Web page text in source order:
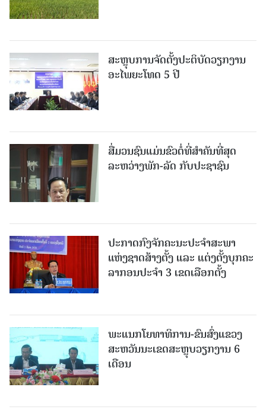
ສະຫຼຸບການຈັດຕັ້ງປະຕິບັດວຽກງານ
ອະໄພຍະໂທດ 5 ປີ
ສື່ມວນຊົນແມ່ນຂົວຕໍ່ທີ່ສໍາຄັນທີ່ສຸດ
ລະຫວ່າງພັກ-ລັດ ກັບປະຊາຊົນ
ປະກາດກົງຈັກຄະນະປະຈໍາສະພາ
ແຫ່ງຊາດສ້າງຕັ້ງ ແລະ ແຕ່ງຕັ້ງບຸກຄະ
ລາກອນປະຈໍາ 3 ເຂດເລືອກຕັ້ງ
ພະແນກໂຍທາທິການ-ຂົນສົ່ງແຂວງ
ສະຫວັນນະເຂດສະຫຼຸບວຽກງານ 6
ເດືອນ